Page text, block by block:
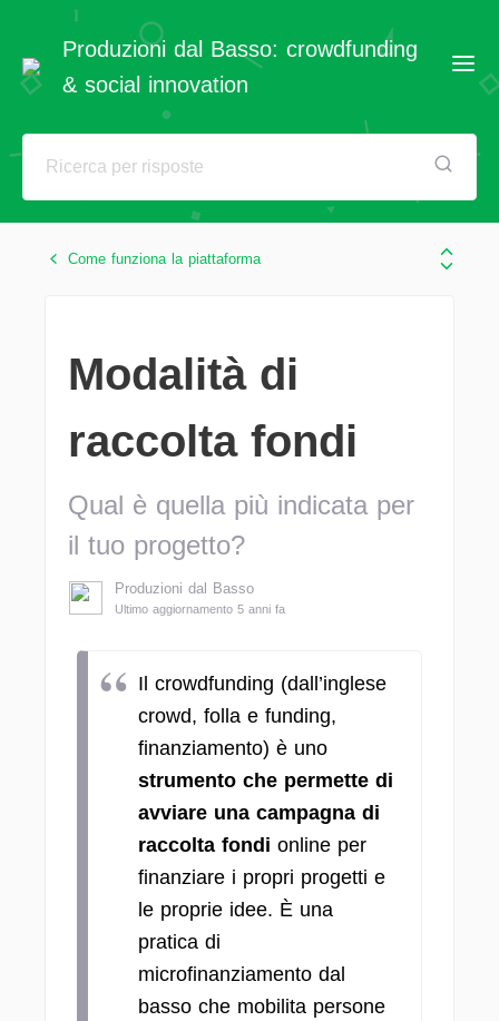
Produzioni dal Basso: crowdfunding
& social innovation
Come funziona la piattaforma
Modalità di
raccolta fondi
Qual è quella più indicata per
il tuo progetto?
Produzioni dal Basso
Ultimo aggiornamento 5 anni fa
Il crowdfunding (dall’inglese
crowd, folla e funding,
finanziamento) è uno
strumento che permette di
avviare una campagna di
raccolta fondi online per
finanziare i propri progetti e
le proprie idee. È una
pratica di
microfinanziamento dal
basso che mobilita persone